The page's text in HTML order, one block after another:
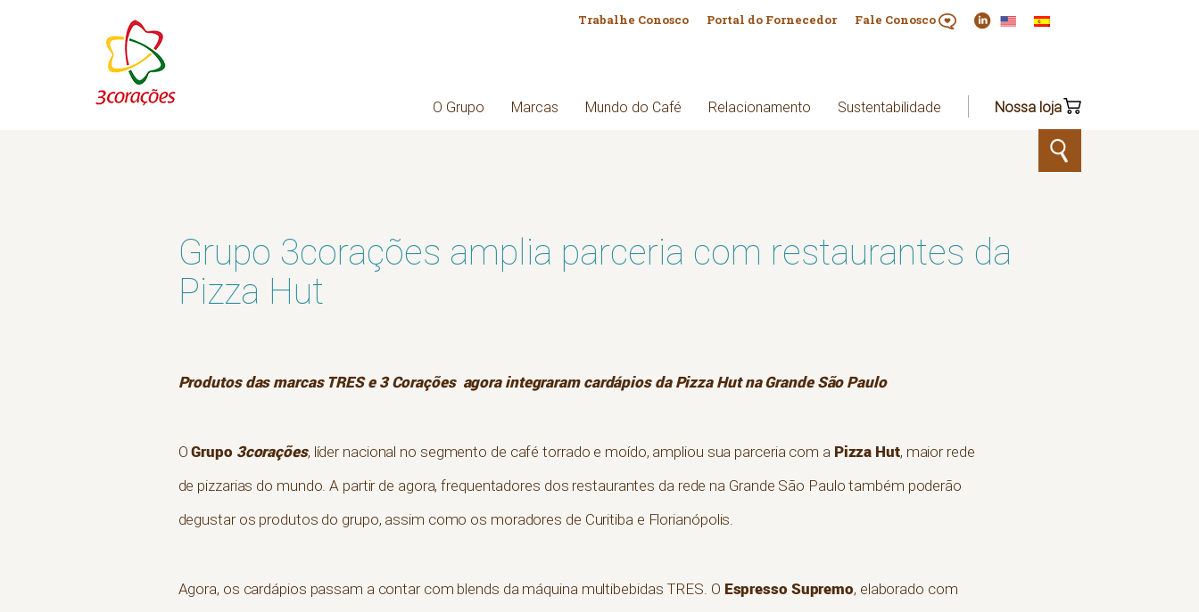
Trabalhe Conosco Portal do Fornecedor Fale Conosco
O Grupo Marcas Mundo do Café Relacionamento Sustentabilidade Nossa loja
Grupo 3corações amplia parceria com restaurantes da
Pizza Hut
Produtos das marcas TRES e 3 Corações agora integraram cardápios da Pizza Hut na Grande São Paulo
OGrupo 3corações, líder nacional no segmento de café torrado e moído, ampliou sua parceria com a Pizza Hut, maior rede
de pizzarias do mundo. A partir de agora, frequentadores dos restaurantes da rede na Grande São Paulo também poderão
degustar os produtos do grupo, assim como os moradores de Curitiba e Florianópolis.
Agora, os cardápios passam a contar com blends da máquina multibebidas TRES. O Espresso Supremo, elaborado com